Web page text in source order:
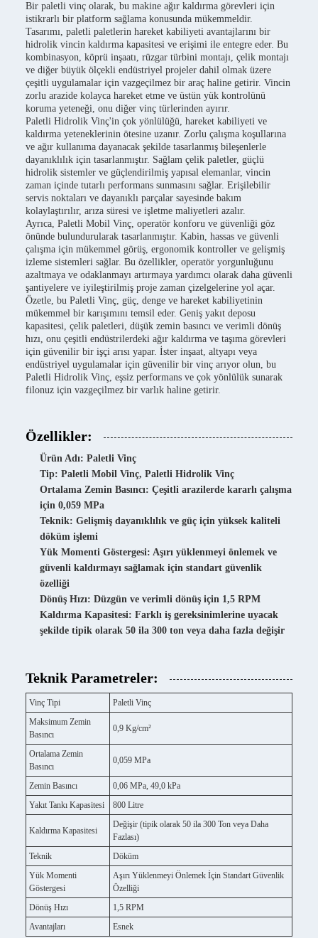
Bir paletli vinç olarak, bu makine ağır kaldırma görevleri için
istikrarlı bir platform sağlama konusunda mükemmeldir.
Tasarımı, paletli paletlerin hareket kabiliyeti avantajlarını bir
hidrolik vincin kaldırma kapasitesi ve erişimi ile entegre eder. Bu
kombinasyon, köprü inşaatı, rüzgar türbini montajı, çelik montajı
ve diğer büyük ölçekli endüstriyel projeler dahil olmak üzere
çeşitli uygulamalar için vazgeçilmez bir araç haline getirir. Vincin
zorlu arazide kolayca hareket etme ve üstün yük kontrolünü
koruma yeteneği, onu diğer vinç türlerinden ayırır.
Paletli Hidrolik Vinç'in çok yönlülüğü, hareket kabiliyeti ve
kaldırma yeteneklerinin ötesine uzanır. Zorlu çalışma koşullarına
ve ağır kullanıma dayanacak şekilde tasarlanmış bileşenlerle
dayanıklılık için tasarlanmıştır. Sağlam çelik paletler, güçlü
hidrolik sistemler ve güçlendirilmiş yapısal elemanlar, vincin
zaman içinde tutarlı performans sunmasını sağlar. Erişilebilir
servis noktaları ve dayanıklı parçalar sayesinde bakım
kolaylaştırılır, arıza süresi ve işletme maliyetleri azalır.
Ayrıca, Paletli Mobil Vinç, operatör konforu ve güvenliği göz
önünde bulundurularak tasarlanmıştır. Kabin, hassas ve güvenli
çalışma için mükemmel görüş, ergonomik kontroller ve gelişmiş
izleme sistemleri sağlar. Bu özellikler, operatör yorgunluğunu
azaltmaya ve odaklanmayı artırmaya yardımcı olarak daha güvenli
şantiyelere ve iyileştirilmiş proje zaman çizelgelerine yol açar.
Özetle, bu Paletli Vinç, güç, denge ve hareket kabiliyetinin
mükemmel bir karışımını temsil eder. Geniş yakıt deposu
kapasitesi, çelik paletleri, düşük zemin basıncı ve verimli dönüş
hızı, onu çeşitli endüstrilerdeki ağır kaldırma ve taşıma görevleri
için güvenilir bir işçi arısı yapar. İster inşaat, altyapı veya
endüstriyel uygulamalar için güvenilir bir vinç arıyor olun, bu
Paletli Hidrolik Vinç, eşsiz performans ve çok yönlülük sunarak
filonuz için vazgeçilmez bir varlık haline getirir.
Özellikler:
Ürün Adı: Paletli Vinç
Tip: Paletli Mobil Vinç, Paletli Hidrolik Vinç
Ortalama Zemin Basıncı: Çeşitli arazilerde kararlı çalışma
için 0,059 MPa
Teknik: Gelişmiş dayanıklılık ve güç için yüksek kaliteli
döküm işlemi
Yük Momenti Göstergesi: Aşırı yüklenmeyi önlemek ve
güvenli kaldırmayı sağlamak için standart güvenlik
özelliği
Dönüş Hızı: Düzgün ve verimli dönüş için 1,5 RPM
Kaldırma Kapasitesi: Farklı iş gereksinimlerine uyacak
şekilde tipik olarak 50 ila 300 ton veya daha fazla değişir
Teknik Parametreler:
Vinç Tipi
Paletli Vinç
Maksimum Zemin
Basıncı
0,9 Kg/cm²
Ortalama Zemin
Basıncı
0,059 MPa
Zemin Basıncı
0,06 MPa, 49,0 kPa
Yakıt Tankı Kapasitesi
800 Litre
Kaldırma Kapasitesi
Değişir (tipik olarak 50 ila 300 Ton veya Daha
Fazlası)
Teknik
Döküm
Yük Momenti
Göstergesi
Aşırı Yüklenmeyi Önlemek İçin Standart Güvenlik
Özelliği
Dönüş Hızı
1,5 RPM
Avantajları
Esnek